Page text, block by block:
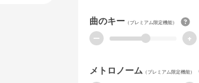
曲のキー （プレミアム限定機能）
ー +
メトロノーム （プレミアム限定機能）